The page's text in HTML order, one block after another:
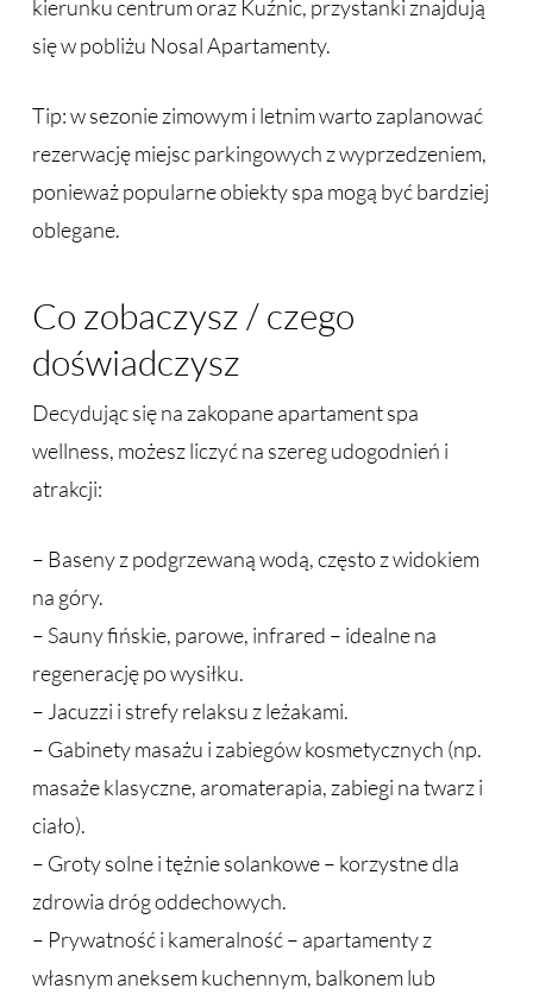
kierunku centrum oraz Kuźnic, przystanki znajdują
się w pobliżu Nosal Apartamenty.
Tip: w sezonie zimowym i letnim warto zaplanować
rezerwację miejsc parkingowych z wyprzedzeniem,
ponieważ popularne obiekty spa mogą być bardziej
oblegane.
Co zobaczysz / czego
doświadczysz
Decydując się na zakopane apartament spa
wellness, możesz liczyć na szereg udogodnień i
atrakcji:
– Baseny z podgrzewaną wodą, często z widokiem
na góry.
– Sauny fińskie, parowe, infrared – idealne na
regenerację po wysiłku.
– Jacuzzi i strefy relaksu z leżakami.
– Gabinety masażu i zabiegów kosmetycznych (np.
masaże klasyczne, aromaterapia, zabiegi na twarz i
ciało).
– Groty solne i tężnie solankowe – korzystne dla
zdrowia dróg oddechowych.
– Prywatność i kameralność – apartamenty z
własnym aneksem kuchennym, balkonem lub